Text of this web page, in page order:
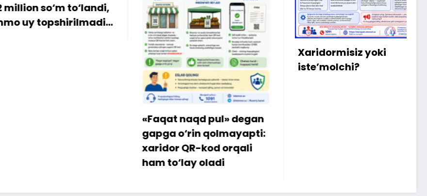
so‘m to‘landi,
topshirilmadi…
«Faqat naqd pul» degan
gapga o‘rin qolmayapti:
xaridor QR-kod orqali
ham to‘lay oladi
Xaridormisiz yoki
iste’molchi?